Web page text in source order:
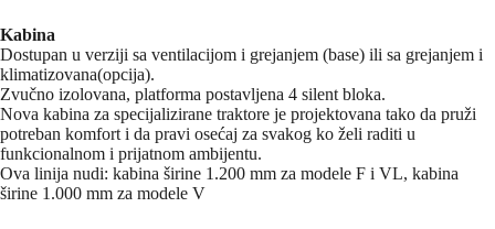
Kabina
Dostupan u verziji sa ventilacijom i grejanjem (base) ili sa grejanjem i
klimatizovana(opcija).
Zvučno izolovana, platforma postavljena 4 silent bloka.
Nova kabina za specijalizirane traktore je projektovana tako da pruži
potreban komfort i da pravi osećaj za svakog ko želi raditi u
funkcionalnom i prijatnom ambijentu.
Ova linija nudi: kabina širine 1.200 mm za modele F i VL, kabina
širine 1.000 mm za modele V